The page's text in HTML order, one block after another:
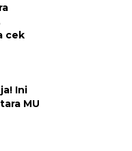
cek
Ini
MU